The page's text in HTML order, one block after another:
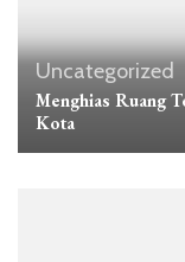
Uncategorized
Menghias Ruang
Kota